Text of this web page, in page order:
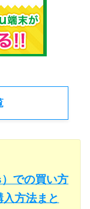
での買い方
方法まと